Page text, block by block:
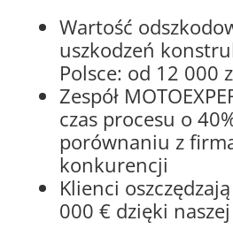
Wartość
uszkodzeń
Polsce: od 12 000
Zespół
czas procesu o
porównaniu z
konkurencji
Klienci
000 € dzięki